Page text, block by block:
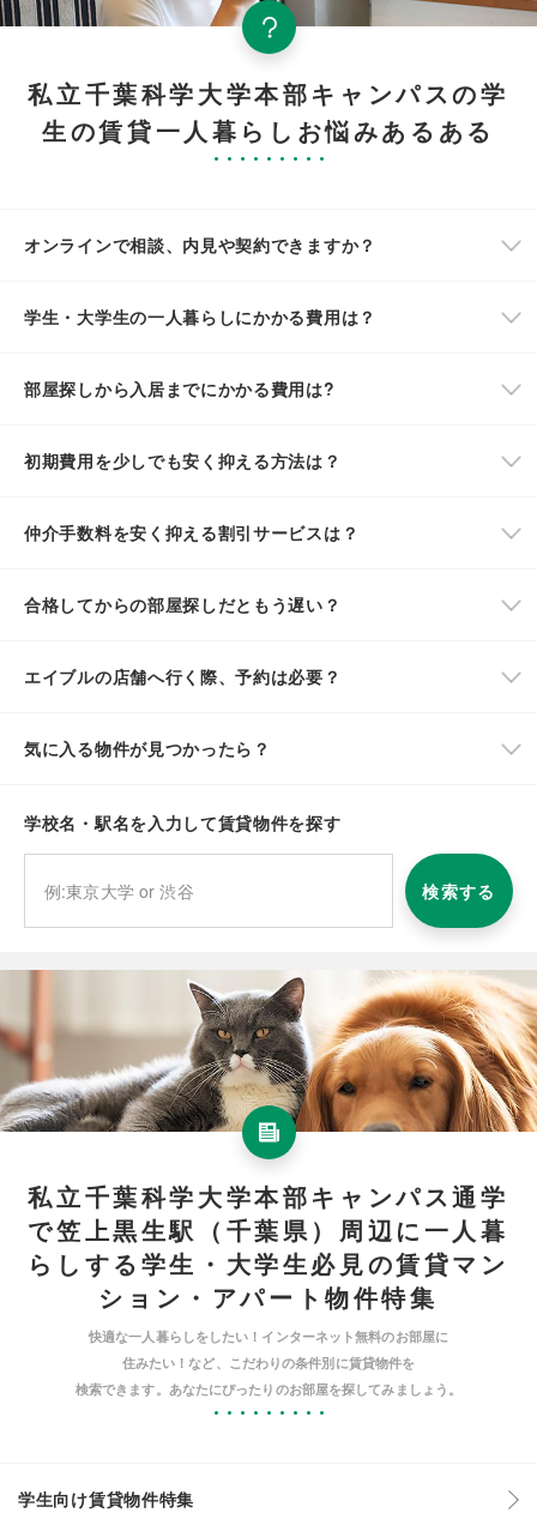
私立千葉科学大学本部キャンパスの学
生の賃貸一人暮らしお悩みあるある
オンラインで相談、内見や契約できますか？
学生・大学生の一人暮らしにかかる費用は？
部屋探しから入居までにかかる費用は?
初期費用を少しでも安く抑える方法は？
仲介手数料を安く抑える割引サービスは？
合格してからの部屋探しだともう遅い？
エイブルの店舗へ行く際、予約は必要？
気に入る物件が見つかったら？
学校名・駅名を入力して賃貸物件を探す
検索する
私立千葉科学大学本部キャンパス通学
で笠上黒生駅（千葉県）周辺に一人暮
らしする学生・大学生必見の賃貸マン
ション・アパート物件特集
快適な一人暮らしをしたい！インターネット無料のお部屋に
住みたい！など、こだわりの条件別に賃貸物件を
検索できます。あなたにぴったりのお部屋を探してみましょう。
学生向け賃貸物件特集